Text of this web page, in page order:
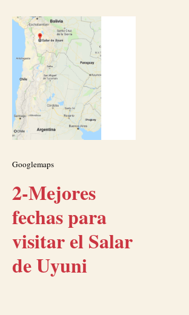
Googlemaps
2-Mejores
fechas para
visitar el Salar
de Uyuni